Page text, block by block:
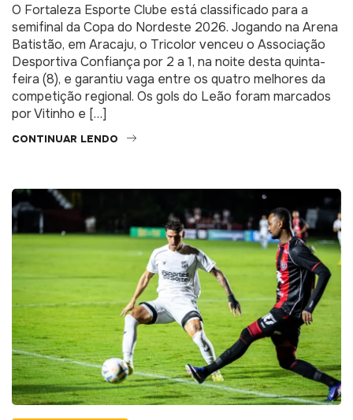
O Fortaleza Esporte Clube está classificado para a
semifinal da Copa do Nordeste 2026. Jogando na Arena
Batistão, em Aracaju, o Tricolor venceu o Associação
Desportiva Confiança por 2 a 1, na noite desta quinta-
feira (8), e garantiu vaga entre os quatro melhores da
competição regional. Os gols do Leão foram marcados
por Vitinho e […]
CONTINUAR LENDO